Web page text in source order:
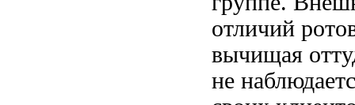
отличий
вычищая
не